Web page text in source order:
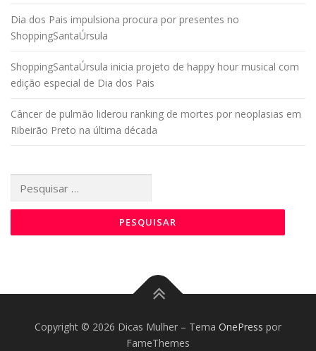
Dia dos Pais impulsiona procura por presentes no
ShoppingSantaÚrsula
ShoppingSantaÚrsula inicia projeto de happy hour musical com
edição especial de Dia dos Pais
Câncer de pulmão liderou ranking de mortes por neoplasias em
Ribeirão Preto na última década
por:
Copyright © 2026 Dicas Mulher – Tema OnePress por
FameThemes